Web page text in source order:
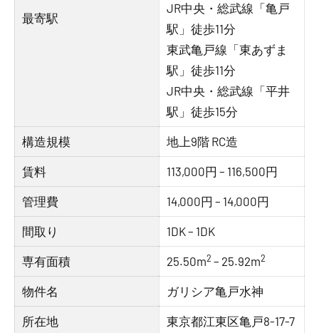
最寄駅
JR中央・総武線「亀戸
駅」徒歩11分
東武亀戸線「東あずま
駅」徒歩11分
JR中央・総武線「平井
駅」徒歩15分
構造規模 地上9階 RC造
賃料 113,000円 – 116,500円
管理費 14,000円 – 14,000円
間取り 1DK – 1DK
専有面積 25.50m2 – 25.92m2
物件名 ガリシア亀戸水神
所在地 東京都江東区亀戸8-17-7